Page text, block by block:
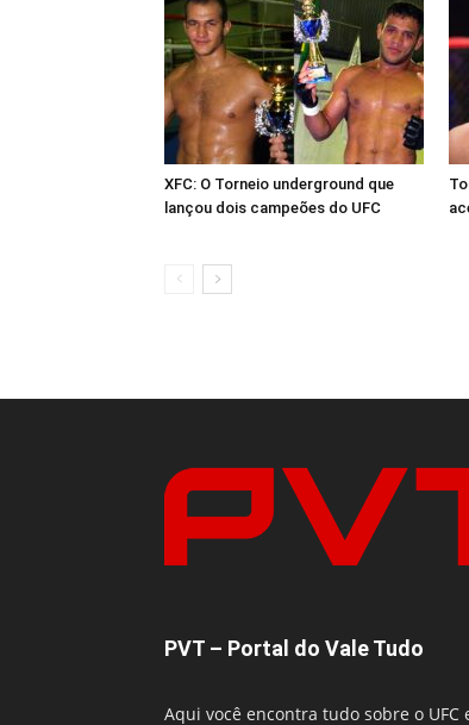
XFC: O Torneio underground que
lançou dois campeões do UFC
PVT – Portal do Vale Tudo
Aqui você encontra tudo sobre o UFC